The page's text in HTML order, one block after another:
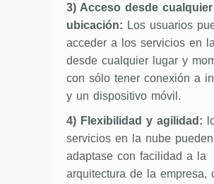
3) Acceso desde cualquier
ubicación: Los usuarios
acceder a los servicios en
desde cualquier lugar y
con sólo tener conexión a
y un dispositivo móvil.
4) Flexibilidad y agilidad:
servicios en la nube pueden
adaptase con facilidad a la
arquitectura de la empresa,